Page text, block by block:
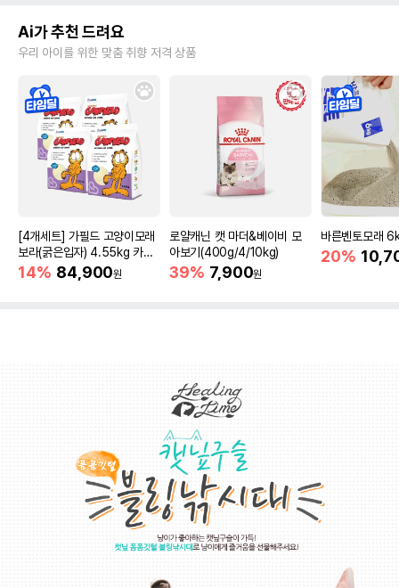
Ai가 추천 드려요
우리 아이를 위한 맞춤 취향 저격 상품
[4개세트] 가필드 고양이모래
보라(굵은입자) 4.55kg 카사
바모래
14% 84,900원
로얄캐닌 캣 마더&베이비 모
아보기(400g/4/10kg)
39% 7,900원
바른벤토모래
20%